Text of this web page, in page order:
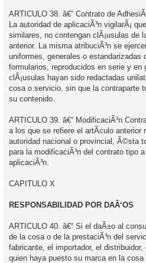
ARTICULO 38. â€“ Contrato de
La autoridad de aplicaciÃ³n vigilarÃ¡
similares, no contengan clÃ¡usulas de
anterior. La misma atribuciÃ³n se
uniformes, generales o estandarizadas
formularios, reproducidos en serie y en
clÃ¡usulas hayan sido redactadas
cosa o servicio, sin que la contraparte
su contenido.
ARTICULO 39. â€“ ModificaciÃ³n
a los que se refiere el artÃ­culo anterior
autoridad nacional o provincial, Ã©sta
para la modificaciÃ³n del contrato tipo
aplicaciÃ³n.
CAPITULO X
RESPONSABILIDAD POR DAÃ‘OS
ARTICULO 40. â€“ Si el daÃ±o al
de la cosa o de la prestaciÃ³n del
fabricante, el importador, el
quien haya puesto su marca en la